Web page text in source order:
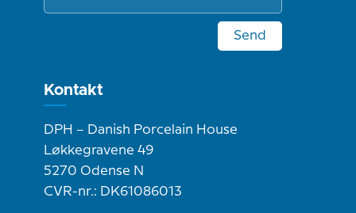
Send
Kontakt
DPH – Danish Porcelain House
Løkkegravene 49
5270 Odense N
CVR-nr.: DK61086013